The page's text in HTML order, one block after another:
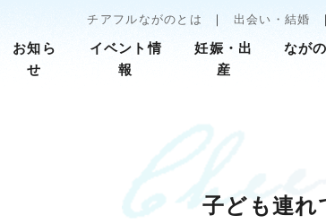
チアフルながのとは 出会い・結婚
お知ら
せ
イベント情
報
妊娠・出
産
なが
子ども連れ